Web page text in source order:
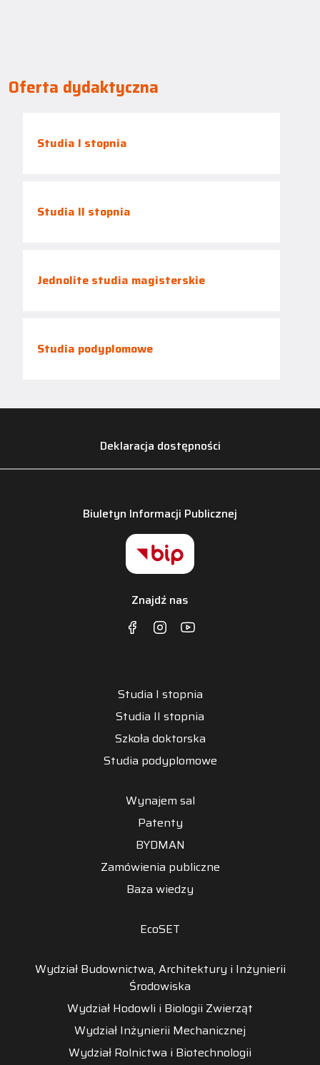
Oferta dydaktyczna
Studia I stopnia
Studia II stopnia
Jednolite studia magisterskie
Studia podyplomowe
Deklaracja dostępności
Biuletyn Informacji Publicznej
Znajdź nas
Studia I stopnia
Studia II stopnia
Szkoła doktorska
Studia podyplomowe
Wynajem sal
Patenty
BYDMAN
Zamówienia publiczne
Baza wiedzy
EcoSET
Wydział Budownictwa, Architektury i Inżynierii
Środowiska
Wydział Hodowli i Biologii Zwierząt
Wydział Inżynierii Mechanicznej
Wydział Rolnictwa i Biotechnologii